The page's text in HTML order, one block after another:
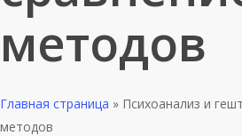
методов
Главная страница » Психоанализ и
методов